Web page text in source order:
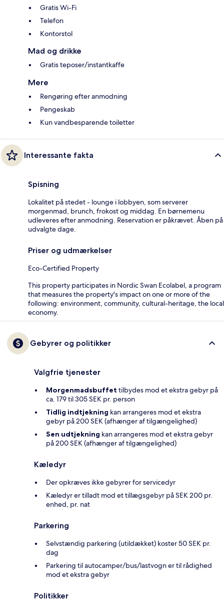
Gratis Wi-Fi
Telefon
Kontorstol
Mad og drikke
Gratis teposer/instantkaffe
Mere
Rengøring efter anmodning
Pengeskab
Kun vandbesparende toiletter
Interessante fakta
Spisning
Lokalitet på stedet - lounge i lobbyen, som serverer
morgenmad, brunch, frokost og middag. En børnemenu
udleveres efter anmodning. Reservation er påkrævet. Åben på
udvalgte dage.
Priser og udmærkelser
Eco-Certified Property
This property participates in Nordic Swan Ecolabel, a program
that measures the property's impact on one or more of the
following: environment, community, cultural-heritage, the local
economy.
Gebyrer og politikker
Valgfrie tjenester
Morgenmadsbuffet tilbydes mod et ekstra gebyr på
ca. 179 til 305 SEK pr. person
Tidlig indtjekning kan arrangeres mod et ekstra
gebyr på 200 SEK (afhænger af tilgængelighed)
Sen udtjekning kan arrangeres mod et ekstra gebyr
på 200 SEK (afhænger af tilgængelighed)
Kæledyr
Der opkræves ikke gebyrer for servicedyr
Kæledyr er tilladt mod et tillægsgebyr på SEK 200 pr.
enhed, pr. nat
Parkering
Selvstændig parkering (utildækket) koster 50 SEK pr.
dag
Parkering til autocamper/bus/lastvogn er til rådighed
mod et ekstra gebyr
Politikker